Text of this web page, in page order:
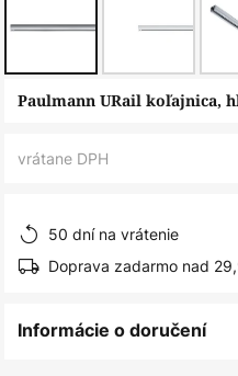
Preskočiť
Paulmann URail koľajnica,
vrátane DPH
50 dní na vrátenie
Doprava zadarmo nad
Informácie o doručení